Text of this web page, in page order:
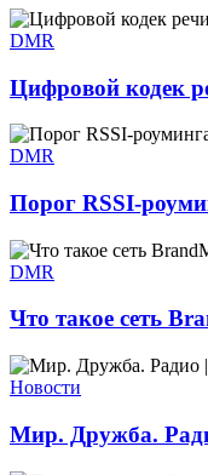
DMR
Цифровой кодек
DMR
Порог RSSI-
DMR
Что такое сеть
Новости
Мир. Дружба.